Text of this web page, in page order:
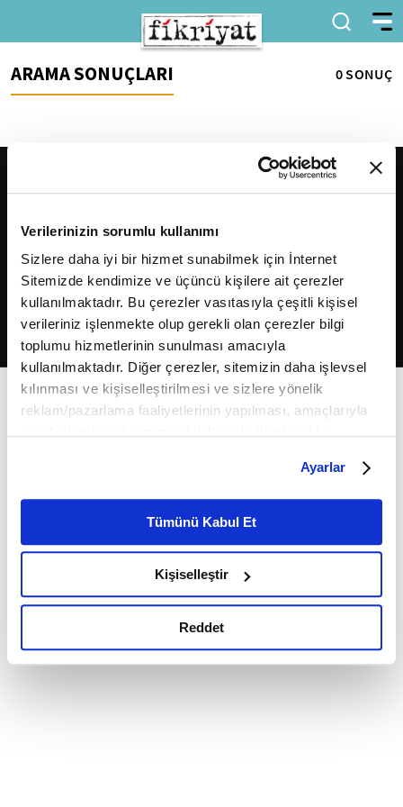
Verilerinizin sorumlu kullanımı
Sizlere daha iyi bir hizmet sunabilmek için İnternet
Sitemizde kendimize ve üçüncü kişilere ait çerezler
kullanılmaktadır. Bu çerezler vasıtasıyla çeşitli kişisel
verileriniz işlenmekte olup gerekli olan çerezler bilgi
toplumu hizmetlerinin sunulması amacıyla
kullanılmaktadır. Diğer çerezler, sitemizin daha işlevsel
kılınması ve kişiselleştirilmesi ve sizlere yönelik
reklam/pazarlama faaliyetlerinin yapılması, amaçlarıyla
belirleyebilirsiniz. Çerezlere ilişkin detaylı bilgi için
Ayarlar butonuna tıklayabilir,Çerez Bilgilendirme
Metnimizi ziyaret edebilirsiniz.
6698 sayılı Kişisel Verilerin Korunması Kanunu uyarınca
okumak ve sitemizi ziyaretiniz kapsamında
gerçekleştirilen veri işleme faaliyetleri ile ilgili daha
detaylı bilgi almak için lütfentıklayınız.
Ayarlar
Tümünü Kabul Et
Kişiselleştir
Reddet
ARAMA SONUÇLARI 0 SONUÇ
2026Fikriyat. Tüm hakları saklıdır.